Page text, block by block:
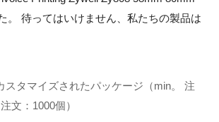
。 待ってはいけません、私たちの製品は
タマイズされたパッケージ（min。 注
文：1000個）